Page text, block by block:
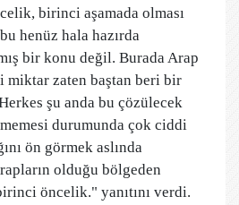
birinci aşamada olması
henüz hala hazırda
bir konu değil. Burada Arap
miktar zaten baştan beri bir
şu anda bu çözülecek
durumunda çok ciddi
ön görmek aslında
olduğu bölgeden
öncelik." yanıtını verdi.